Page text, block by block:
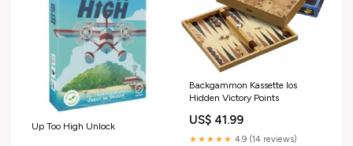
Up Too High Unlock
Backgammon Kassette Ios
Hidden Victory Points
US$ 41.99
★★★★★ 4.9 (14 reviews)